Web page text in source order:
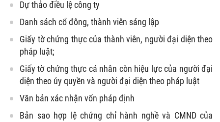
Dự thảo điều lệ công ty
Danh sách cổ đông, thành viên sáng lập
Giấy tờ chứng thực của thành viên, người đại diện theo
pháp luật;
Giấy tờ chứng thực cá nhân còn hiệu lực của người đại
diện theo ủy quyền và người đại diện theo pháp luật
Văn bản xác nhận vốn pháp định
Bản sao hợp lệ chứng chỉ hành nghề và CMND của